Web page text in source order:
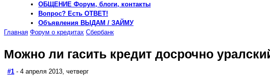
ОБЩЕНИЕ Форум, блоги, контакты
Вопрос? Есть ОТВЕТ!
Объявления ВЫДАМ / ЗАЙМУ
Главная Форум о кредитах Сбербанк
Можно ли гасить кредит досрочно
#1 - 4 апреля 2013, четверг